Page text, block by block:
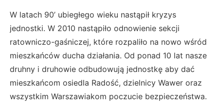
W latach 90’ ubiegłego wieku nastąpił kryzys
jednostki. W 2010 nastąpiło odnowienie sekcji
ratowniczo-gaśniczej, które rozpaliło na nowo wśród
mieszkańców ducha działania. Od ponad 10 lat nasze
druhny i druhowie odbudowują jednostkę aby dać
mieszkańcom osiedla Radość, dzielnicy Wawer oraz
wszystkim Warszawiakom poczucie bezpieczeństwa.